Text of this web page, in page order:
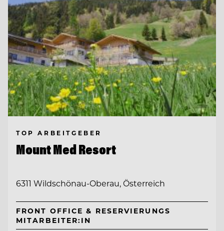
TOP ARBEITGEBER
Mount Med Resort
6311 Wildschönau-Oberau, Österreich
FRONT OFFICE & RESERVIERUNGS
MITARBEITER:IN